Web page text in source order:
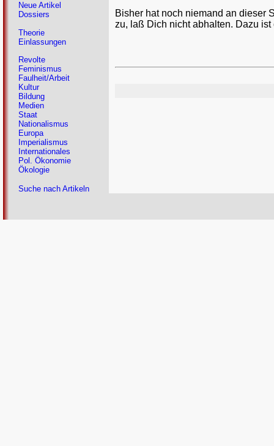
Bisher hat noch niemand an dieser
zu, laß Dich nicht abhalten. Dazu
Neue Artikel
Dossiers
Theorie
Einlassungen
Revolte
Feminismus
Faulheit/Arbeit
Kultur
Bildung
Medien
Staat
Nationalismus
Europa
Imperialismus
Internationales
Pol. Ökonomie
Ökologie
Suche nach Artikeln